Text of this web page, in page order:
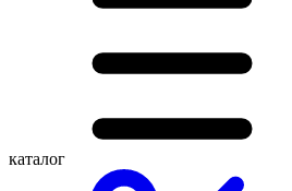
каталог